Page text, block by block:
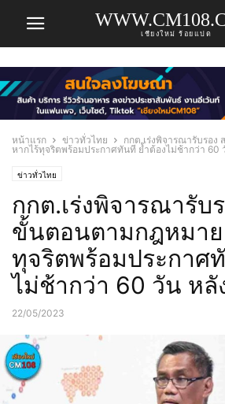
เชียงใหม่ ร้อยแปด
หน้าแรก ข่าวทั่วไทย
กกต.เร่งพิจารณารับรอ
หากไร้ทุจริตพร้อมประกาศทันที ย้ำต้องไม่ช้ากว่า 60
ข่าวทั่วไทย
กกต.เร่งพิจารณารับ
ขั้นตอนตามกฎหมาย
ทุจริตพร้อมประกาศ
ไม่ช้ากว่า 60 วัน หลั
22/05/2023